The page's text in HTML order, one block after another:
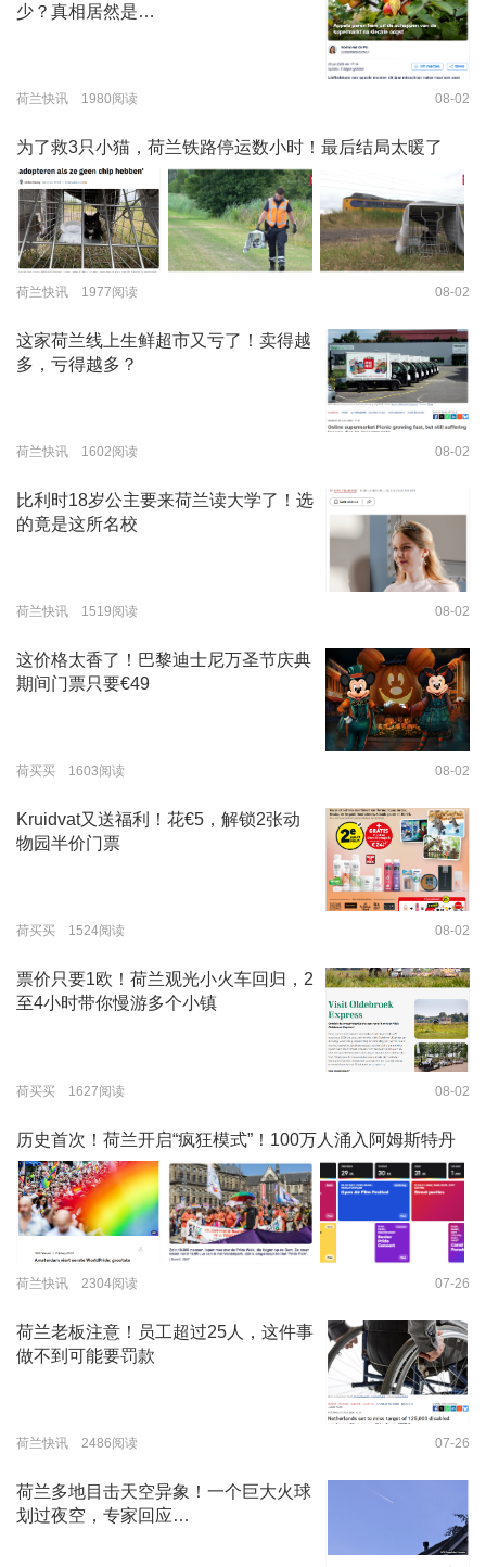
少？真相居然是…
荷兰快讯 1980阅读 08-02
为了救3只小猫，荷兰铁路停运数小时！最后结局太暖了
荷兰快讯 1977阅读 08-02
这家荷兰线上生鲜超市又亏了！卖得越
多，亏得越多？
荷兰快讯 1602阅读 08-02
比利时18岁公主要来荷兰读大学了！选
的竟是这所名校
荷兰快讯 1519阅读 08-02
这价格太香了！巴黎迪士尼万圣节庆典
期间门票只要€49
荷买买 1603阅读 08-02
Kruidvat又送福利！花€5，解锁2张动
物园半价门票
荷买买 1524阅读 08-02
票价只要1欧！荷兰观光小火车回归，2
至4小时带你慢游多个小镇
荷买买 1627阅读 08-02
历史首次！荷兰开启“疯狂模式”！100万人涌入阿姆斯特丹
荷兰快讯 2304阅读 07-26
荷兰老板注意！员工超过25人，这件事
做不到可能要罚款
荷兰快讯 2486阅读 07-26
荷兰多地目击天空异象！一个巨大火球
划过夜空，专家回应…